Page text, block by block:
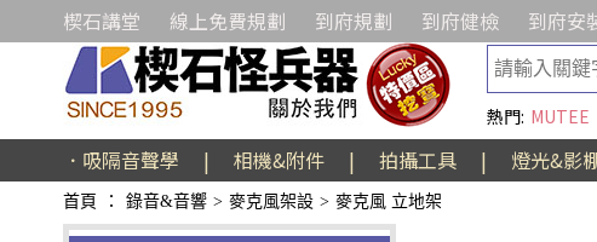
楔石講堂 線上免費規劃 到府規劃 到府健檢 到府安
熱門: MUTEE
．吸隔音聲學 | 相機&附件 | 拍攝工具 | 燈光&影
首頁 ： 錄音&音響 > 麥克風架設 > 麥克風 立地架